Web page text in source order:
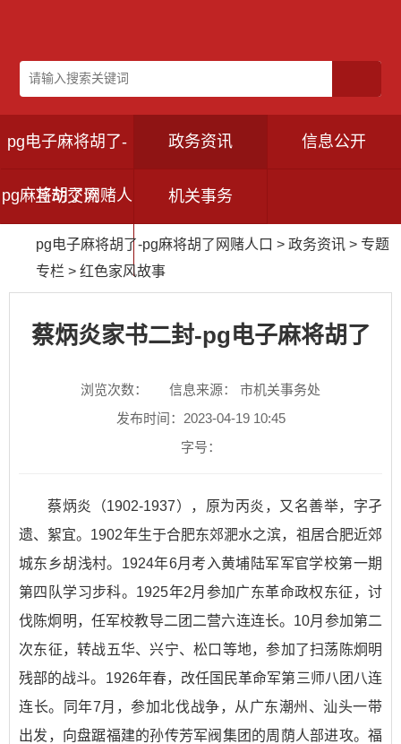
pg电子麻将胡了-
pg麻将胡了网赌人
口
政务资讯 信息公开
互动交流 机关事务
pg电子麻将胡了-pg麻将胡了网赌人口 > 政务资讯 > 专题
专栏 > 红色家风故事
蔡炳炎家书二封-pg电子麻将胡了
浏览次数：
信息来源： 市机关事务处
发布时间：2023-04-19 10:45
字号：
蔡炳炎（1902-1937），原为丙炎，又名善举，字孑
遗、絮宜。1902年生于合肥东郊淝水之滨，祖居合肥近郊
城东乡胡浅村。1924年6月考入黄埔陆军军官学校第一期
第四队学习步科。1925年2月参加广东革命政权东征，讨
伐陈炯明，任军校教导二团二营六连连长。10月参加第二
次东征，转战五华、兴宁、松口等地，参加了扫荡陈炯明
残部的战斗。1926年春，改任国民革命军第三师八团八连
连长。同年7月，参加北伐战争，从广东潮州、汕头一带
出发，向盘踞福建的孙传芳军阀集团的周荫人部进攻。福